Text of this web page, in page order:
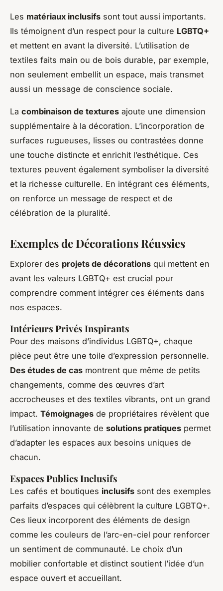
Les matériaux inclusifs sont tout aussi importants.
Ils témoignent d’un respect pour la culture LGBTQ+
et mettent en avant la diversité. L’utilisation de
textiles faits main ou de bois durable, par exemple,
non seulement embellit un espace, mais transmet
aussi un message de conscience sociale.
La combinaison de textures ajoute une dimension
supplémentaire à la décoration. L’incorporation de
surfaces rugueuses, lisses ou contrastées donne
une touche distincte et enrichit l’esthétique. Ces
textures peuvent également symboliser la diversité
et la richesse culturelle. En intégrant ces éléments,
on renforce un message de respect et de
célébration de la pluralité.
Exemples de Décorations Réussies
Explorer des projets de décorations qui mettent en
avant les valeurs LGBTQ+ est crucial pour
comprendre comment intégrer ces éléments dans
nos espaces.
Intérieurs Privés Inspirants
Pour des maisons d’individus LGBTQ+, chaque
pièce peut être une toile d’expression personnelle.
Des études de cas montrent que même de petits
changements, comme des œuvres d’art
accrocheuses et des textiles vibrants, ont un grand
impact. Témoignages de propriétaires révèlent que
l’utilisation innovante de solutions pratiques permet
d’adapter les espaces aux besoins uniques de
chacun.
Espaces Publics Inclusifs
Les cafés et boutiques inclusifs sont des exemples
parfaits d’espaces qui célèbrent la culture LGBTQ+.
Ces lieux incorporent des éléments de design
comme les couleurs de l’arc-en-ciel pour renforcer
un sentiment de communauté. Le choix d’un
mobilier confortable et distinct soutient l’idée d’un
espace ouvert et accueillant.